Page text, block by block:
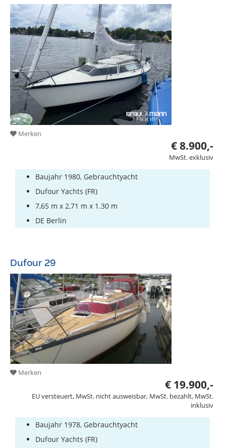
Merken
€ 8.900,-
MwSt. exklusiv
Baujahr 1980, Gebrauchtyacht
Dufour Yachts (FR)
7,65 m x 2,71 m x 1.30 m
DE Berlin
Dufour 29
Merken
€ 19.900,-
EU versteuert, MwSt. nicht ausweisbar, MwSt. bezahlt, MwSt.
inklusiv
Baujahr 1978, Gebrauchtyacht
Dufour Yachts (FR)